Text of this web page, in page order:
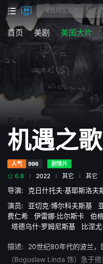
首页 美剧 美国大片
机遇之歌
人气 996 剧情片
6.8 2022 其它 其它
导演:
克日什托夫·基耶斯洛夫
演员:
亚切克·博尔科夫斯基
费仁希
伊雷娜·比尔斯卡 伯
塔德乌什·罗姆尼斯基
比涅
描述:
20世纪80年代的波兰，
（Boguslaw Linda 饰）急于